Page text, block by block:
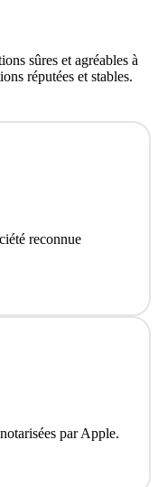
sûres et agréables à
réputées et stables.
reconnue
par Apple.